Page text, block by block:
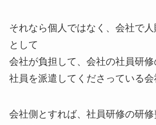
それなら個人ではなく、会社で
として
会社が負担して、会社の社員研
社員を派遣してくださっている
会社側とすれば、社員研修の研